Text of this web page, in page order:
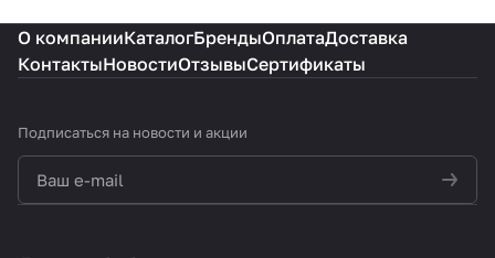
О компанииКаталогБрендыОплатаДоставка
КонтактыНовостиОтзывыСертификаты
Подписаться на новости и акции